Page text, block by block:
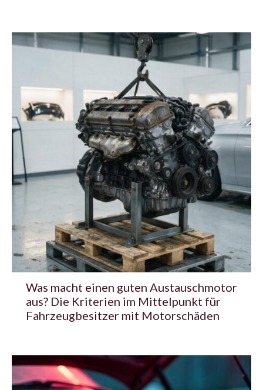
Was macht einen guten Austauschmotor
aus? Die Kriterien im Mittelpunkt für
Fahrzeugbesitzer mit Motorschäden